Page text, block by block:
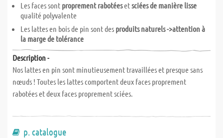
Les faces sont proprement rabotéesetsciées de manière lisse
qualité polyvalente
Les lattes en bois de pin sont des produits naturels ->attention à
la marge de tolérance
Description -
Nos lattes en pin sont minutieusement travaillées et presque sans
nœuds ! Toutes les lattes comportent deux faces proprement
rabotées et deux faces proprement sciées.
p. catalogue